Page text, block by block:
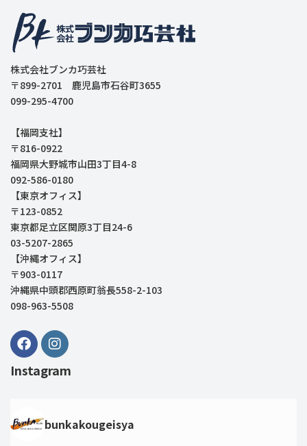
株式会社ブンカ巧芸社
〒899-2701 鹿児島市石谷町3655
099-295-4700
【福岡支社】
〒816-0922
福岡県大野城市山田3丁目4-8
092-586-0180
【東京オフィス】
〒123-0852
東京都足立区関原3丁目24-6
03-5207-2865
【沖縄オフィス】
〒903-0117
沖縄県中頭郡西原町翁長558-2-103
098-963-5508
Instagram
bunkakougeisya